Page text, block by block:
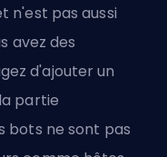
n'est pas aussi
avez des
d'ajouter un
partie
bots ne sont pas